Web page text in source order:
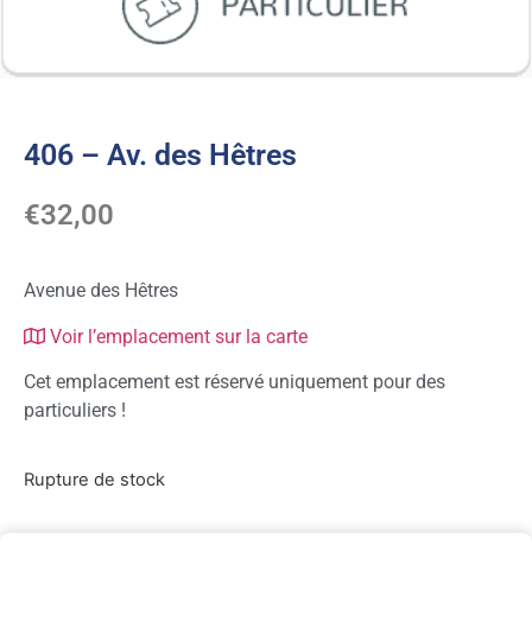
406 – Av. des Hêtres
€32,00
Avenue des Hêtres
Voir l’emplacement sur la carte
Cet emplacement est réservé uniquement pour des
particuliers !
Rupture de stock